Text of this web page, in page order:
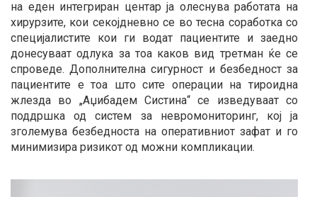
на еден интегриран центар ја олеснува работата на
хирурзите, кои секојдневно се во тесна соработка со
специјалистите кои ги водат пациентите и заедно
донесуваат одлука за тоа каков вид третман ќе се
спроведе. Дополнителна сигурност и безбедност за
пациентите е тоа што сите операции на тироидна
жлезда во „Аџибадем Систина“ се изведуваат со
поддршка од систем за невромониторинг, кој ја
зголемува безбедноста на оперативниот зафат и го
минимизира ризикот од можни компликации.